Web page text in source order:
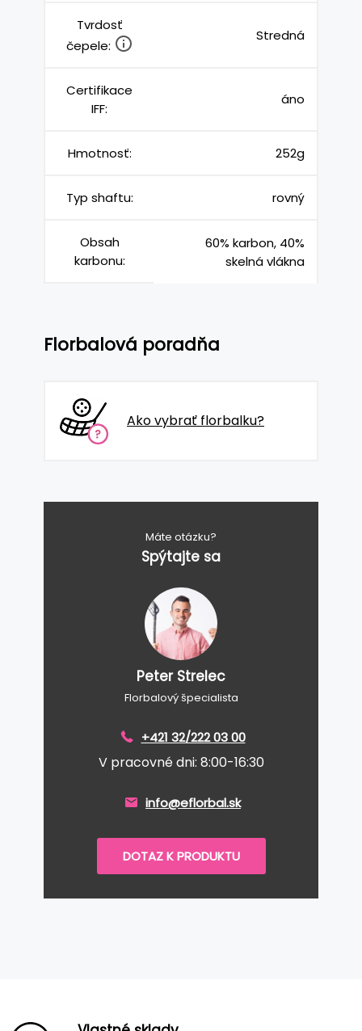
Tvrdosť
čepele:
Stredná
Certifikace
IFF:
áno
Hmotnosť: 252g
Typ shaftu: rovný
Obsah
karbonu:
60% karbon, 40%
skelná vlákna
Florbalová poradňa
Ako vybrať florbalku?
Máte otázku?
Spýtajte sa
Peter Strelec
Florbalový špecialista
+421 32/222 03 00
V pracovné dni: 8:00-16:30
info@eflorbal.sk
DOTAZ K PRODUKTU